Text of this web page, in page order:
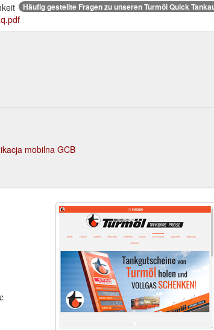
Häufig gestellte Fragen zu unseren Turmöl Quick
mobilna GCB